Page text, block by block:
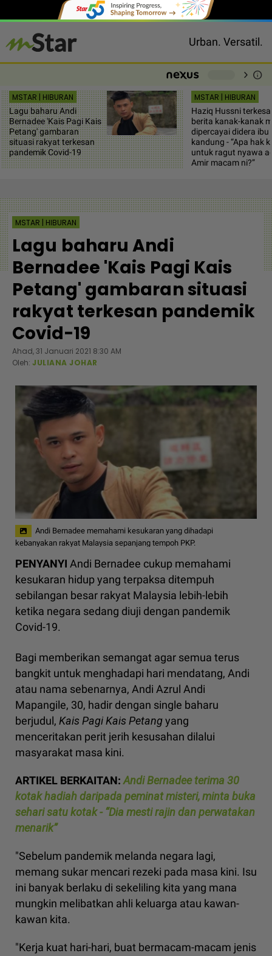
Urban. Versatil.
chevron_right info
MSTAR | HIBURAN
Lagu baharu Andi
Bernadee 'Kais Pagi Kais
Petang' gambaran
situasi rakyat terkesan
pandemik Covid-19
MSTAR | HIBURAN
Haziq Hussni
berita kanak-kanak
dipercayai didera ibu
kandung - “Apa hak
untuk ragut nyawa
Amir macam ni?”
MSTAR | HIBURAN
Lagu baharu Andi
Bernadee 'Kais Pagi Kais
Petang' gambaran situasi
rakyat terkesan pandemik
Covid-19
Ahad, 31 Januari 2021 8:30 AM
Oleh: JULIANA JOHAR
Andi Bernadee memahami kesukaran yang dihadapi
kebanyakan rakyat Malaysia sepanjang tempoh PKP.
PENYANYI Andi Bernadee cukup memahami
kesukaran hidup yang terpaksa ditempuh
sebilangan besar rakyat Malaysia lebih-lebih
ketika negara sedang diuji dengan pandemik
Covid-19.
Bagi memberikan semangat agar semua terus
bangkit untuk menghadapi hari mendatang, Andi
atau nama sebenarnya, Andi Azrul Andi
Mapangile, 30, hadir dengan single baharu
berjudul, Kais Pagi Kais Petangyang
menceritakan perit jerih kesusahan dilalui
masyarakat masa kini.
ARTIKEL BERKAITAN: Andi Bernadee terima 30
kotak hadiah daripada peminat misteri, minta buka
sehari satu kotak - “Dia mesti rajin dan perwatakan
menarik”
"Sebelum pandemik melanda negara lagi,
memang sukar mencari rezeki pada masa kini. Isu
ini banyak berlaku di sekeliling kita yang mana
mungkin melibatkan ahli keluarga atau kawan-
kawan kita.
"Kerja kuat hari-hari, buat bermacam-macam jenis